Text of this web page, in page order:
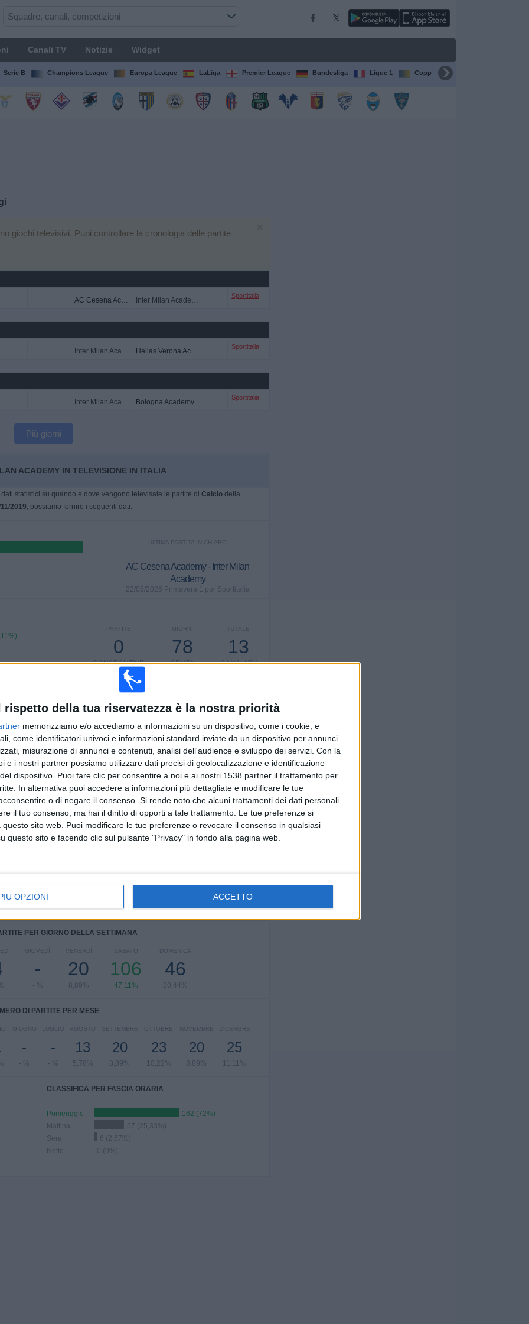
rispetto della tua riservatezza è la nostra priorità
memorizziamo e/o accediamo a informazioni su un dispositivo, come i cookie, e
come identificatori univoci e informazioni standard inviate da un dispositivo per annunci
misurazione di annunci e contenuti, analisi dell'audience e sviluppo dei servizi. Con la
e i nostri partner possiamo utilizzare dati precisi di geolocalizzazione e identificazione
dispositivo. Puoi fare clic per consentire a noi e ai nostri 1538 partner il trattamento per
In alternativa puoi accedere a informazioni più dettagliate e modificare le tue
o di negare il consenso. Si rende noto che alcuni trattamenti dei dati personali
il tuo consenso, ma hai il diritto di opporti a tale trattamento. Le tue preferenze si
sito web. Puoi modificare le tue preferenze o revocare il consenso in qualsiasi
questo sito e facendo clic sul pulsante "Privacy" in fondo alla pagina web.
OPZIONI ACCETTO
Canali TV Notizie Widget
Serie B Champions League Europa League LaLiga Premier League Bundesliga Ligue 1 Coppa del Mondo FIFA per club
giochi televisivi. Puoi controllare la cronologia delle partite
AC Cesena Academy Inter Milan Academy
Sportitalia
Inter Milan Academy Hellas Verona Academy
Sportitalia
Inter Milan Academy Bologna Academy
Sportitalia
Più giorni
ACADEMY IN TELEVISIONE IN ITALIA
statistici su quando e dove vengono televisate le partite di Calciodella
2019, possiamo fornire i seguenti dati:
ULTIMA PARTITA IN CHIARO
AC Cesena Academy - Inter Milan
Academy
22/05/2026 Primavera 1 por Sportitalia
TOTALE
13
CANALI TV
GIORNI
78
SENZA
PARTITE
0
CONSECUTIVE
A PAGAMENTO
TOTALE
46
AVVERSARI
MASSIMO
13
VS Cagliari
Academy
TOTALE
5
COMPETIZIONI
CLASSIFICA PER COMPETIZIONI
Primavera 1
197 (87,56%)
PER GIORNO DELLA SETTIMANA
GIOVEDÌ
-
- %
VENERDÌ
20
8,89%
SABATO
106
47,11%
DOMENICA
46
20,44%
DI PARTITE PER MESE
GIUGNO
-
- %
LUGLIO
-
- %
AGOSTO
13
5,78%
SETTEMBRE
20
8,89%
OTTOBRE
23
10,22%
NOVEMBRE
20
8,89%
DICEMBRE
25
11,11%
CLASSIFICA PER FASCIA ORARIA
Pomeriggio
162 (72%)
Mattina
57 (25,33%)
Sera
6 (2,67%)
Notte
0 (0%)